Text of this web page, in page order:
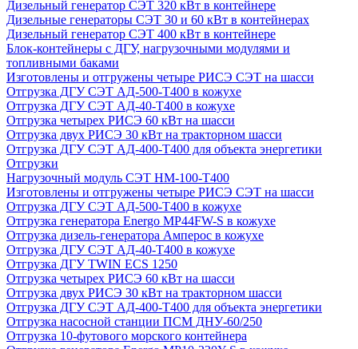
Дизельный генератор СЭТ 320 кВт в контейнере
Дизельные генераторы СЭТ 30 и 60 кВт в контейнерах
Дизельный генератор СЭТ 400 кВт в контейнере
Блок-контейнеры с ДГУ, нагрузочными модулями и
топливными баками
Изготовлены и отгружены четыре РИСЭ СЭТ на шасси
Отгрузка ДГУ СЭТ АД-500-Т400 в кожухе
Отгрузка ДГУ СЭТ АД-40-Т400 в кожухе
Отгрузка четырех РИСЭ 60 кВт на шасси
Отгрузка двух РИСЭ 30 кВт на тракторном шасси
Отгрузка ДГУ СЭТ АД-400-Т400 для объекта энергетики
Отгрузки
Нагрузочный модуль СЭТ НМ-100-Т400
Изготовлены и отгружены четыре РИСЭ СЭТ на шасси
Отгрузка ДГУ СЭТ АД-500-Т400 в кожухе
Отгрузка генератора Energo MP44FW-S в кожухе
Отгрузка дизель-генератора Амперос в кожухе
Отгрузка ДГУ СЭТ АД-40-Т400 в кожухе
Отгрузка ДГУ TWIN ECS 1250
Отгрузка четырех РИСЭ 60 кВт на шасси
Отгрузка двух РИСЭ 30 кВт на тракторном шасси
Отгрузка ДГУ СЭТ АД-400-Т400 для объекта энергетики
Отгрузка насосной станции ПСМ ДНУ-60/250
Отгрузка 10-футового морского контейнера